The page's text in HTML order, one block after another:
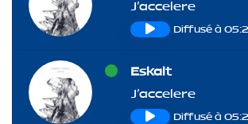
J'accelere
Diffusé à
Eskalt
J'accelere
Diffusé à